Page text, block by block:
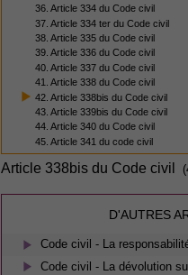
36. Article 334 du Code civil
37. Article 334 ter du Code civil
38. Article 335 du Code civil
39. Article 336 du Code civil
40. Article 337 du Code civil
41. Article 338 du Code civil
42. Article 338bis du Code civil
43. Article 339bis du Code civil
44. Article 340 du Code civil
45. Article 341 du code civil
Article 338bis du Code civil
D'AUTRES
Code civil - La
Code civil - La dévolution